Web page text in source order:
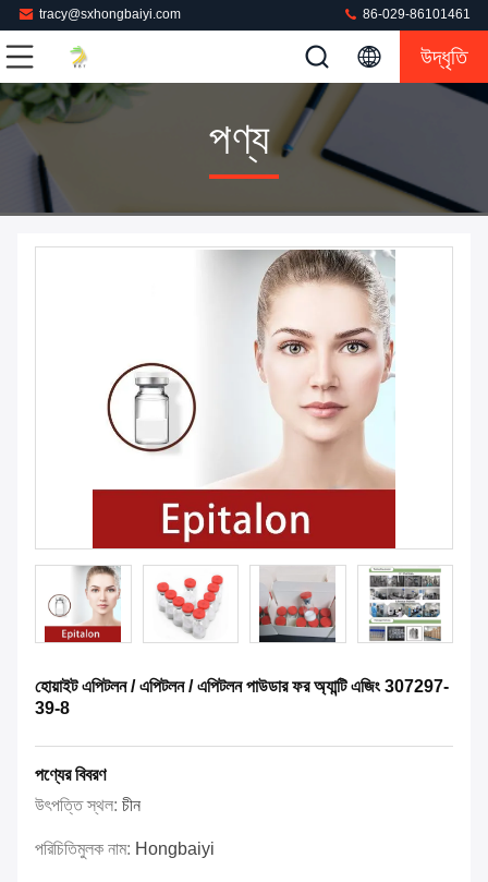
tracy@sxhongbaiyi.com 86-029-86101461
উদ্ধৃতি
পণ্য
হোয়াইট এপিটলন / এপিটলন / এপিটলন পাউডার ফর অ্যান্টি এজিং 307297-
39-8
পণ্যের বিবরণ
উৎপত্তি স্থল: চীন
পরিচিতিমুলক নাম: Hongbaiyi